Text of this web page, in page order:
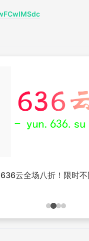
636云全场八折！限时不